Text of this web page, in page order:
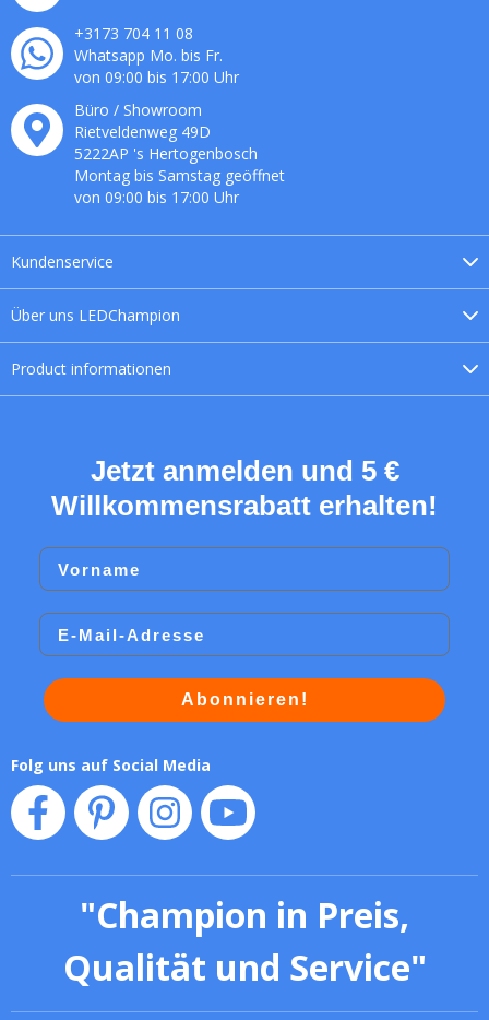
Über uns LEDChampion
Product informationen
Kundenservice
+3173 704 11 08
Whatsapp Mo. bis Fr.
von 09:00 bis 17:00 Uhr
Büro / Showroom
Rietveldenweg 49D
5222AP 's Hertogenbosch
Montag bis Samstag geöffnet
von 09:00 bis 17:00 Uhr
Jetzt anmelden und 5 €
Willkommensrabatt erhalten!
Vorname
Email
Abonnieren!
Folg uns auf Social Media
"Champion in Preis,
Qualität und Service"